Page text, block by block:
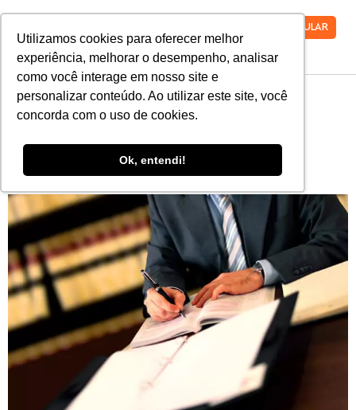
Utilizamos cookies para oferecer melhor
experiência, melhorar o desempenho, analisar
como você interage em nosso site e
personalizar conteúdo. Ao utilizar este site, você
concorda com o uso de cookies.
Ok, entendi!
VESTIBULAR
9 livros de contabilidade
que todo profissional
precisa ler